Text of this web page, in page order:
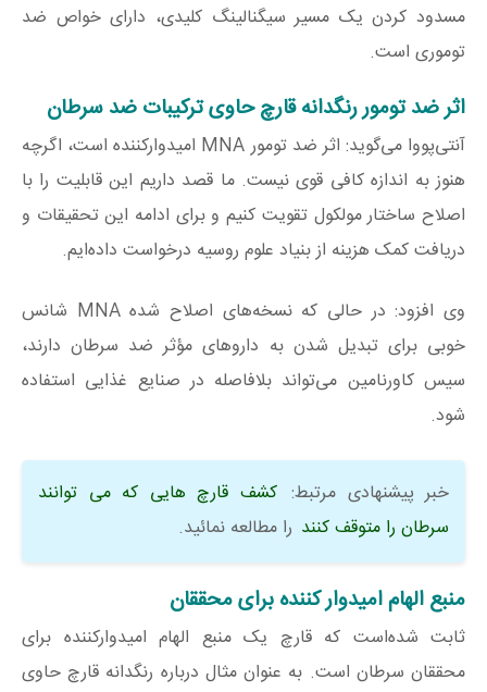
مسدود کردن یک مسیر سیگنالینگ کلیدی، دارای خواص ضد
توموری است.
اثر ضد تومور رنگدانه قارچ حاوی ترکیبات ضد سرطان
آنتی‌پووا می‌گوید: اثر ضد تومور MNA امیدوارکننده است، اگرچه
هنوز به اندازه کافی قوی نیست. ما قصد داریم این قابلیت را با
اصلاح ساختار مولکول تقویت کنیم و برای ادامه این تحقیقات و
دریافت کمک هزینه از بنیاد علوم روسیه درخواست داده‌ایم.
وی افزود: در حالی که نسخه‌های اصلاح شده MNA شانس
خوبی برای تبدیل شدن به داروهای مؤثر ضد سرطان دارند،
سیس کاورنامین می‌تواند بلافاصله در صنایع غذایی استفاده
شود.
خبر پیشنهادی مرتبط: کشف قارچ هایی که می توانند
سرطان را متوقف کنند را مطالعه نمائید.
منبع الهام امیدوار کننده برای محققان
ثابت شده‌است که قارچ یک منبع الهام امیدوارکننده برای
محققان سرطان است. به عنوان مثال درباره رنگدانه قارچ حاوی